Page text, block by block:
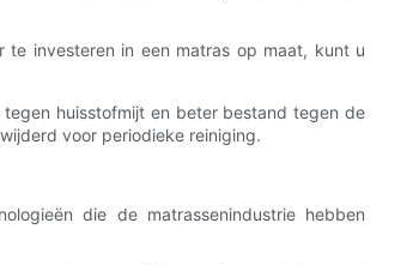
te investeren in een matras op maat, kunt u
huisstofmijt en beter bestand tegen de
voor periodieke reiniging.
die de matrassenindustrie hebben